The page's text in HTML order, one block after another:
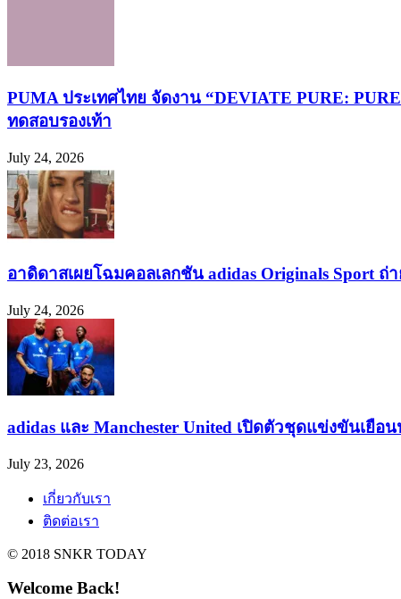
PUMA ประเทศไทย จัดงาน “DEVIATE PURE:
ทดสอบรองเท้า
July 24, 2026
อาดิดาสเผยโฉมคอลเลกชัน adidas Originals Sport
July 24, 2026
adidas และ Manchester United เปิดตัวชุดแข่งขันเยือ
July 23, 2026
เกี่ยวกับเรา
ติดต่อเรา
© 2018 SNKR TODAY
Welcome Back!